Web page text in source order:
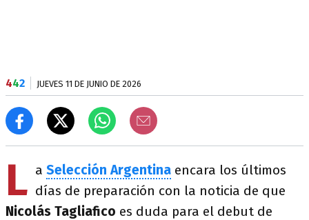
442 JUEVES 11 DE JUNIO DE 2026
L a Selección Argentina encara los últimos
días de preparación con la noticia de que
Nicolás Tagliafico es duda para el debut de